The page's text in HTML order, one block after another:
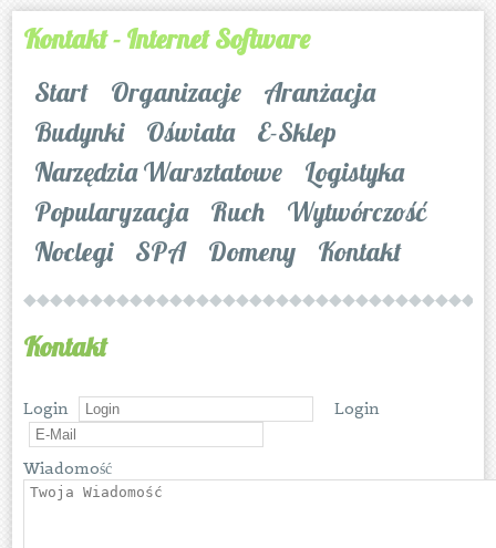
Kontakt - Internet Software
Start
Organizacje
Aranżacja
Budynki
Oświata
E-Sklep
Narzędzia Warsztatowe
Logistyka
Popularyzacja
Ruch
Wytwórczość
Noclegi
SPA Domeny Kontakt
Kontakt
Login Login
Wiadomość